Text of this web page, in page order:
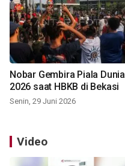
Nobar Gembira Piala Dunia
2026 saat HBKB di Bekasi
Senin, 29 Juni 2026
Video